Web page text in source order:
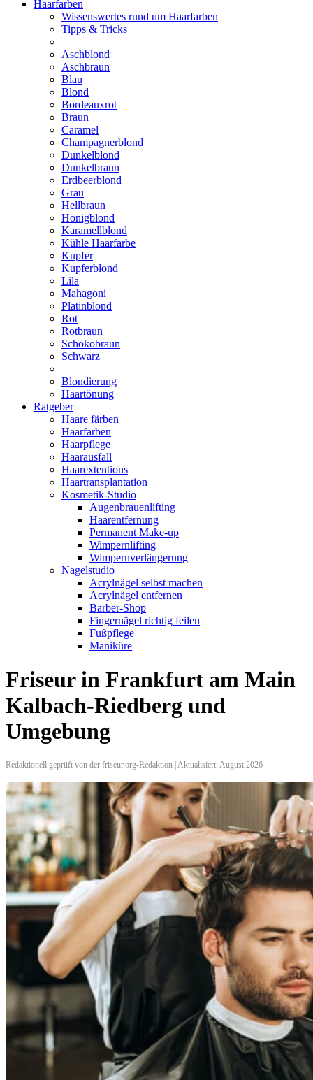
Haarfarben
Wissenswertes rund um Haarfarben
Tipps & Tricks
Aschblond
Aschbraun
Blau
Blond
Bordeauxrot
Braun
Caramel
Champagnerblond
Dunkelblond
Dunkelbraun
Erdbeerblond
Grau
Hellbraun
Honigblond
Karamellblond
Kühle Haarfarbe
Kupfer
Kupferblond
Lila
Mahagoni
Platinblond
Rot
Rotbraun
Schokobraun
Schwarz
Blondierung
Haartönung
Ratgeber
Haare färben
Haarfarben
Haarpflege
Haarausfall
Haarextentions
Haartransplantation
Kosmetik-Studio
Augenbrauenlifting
Haarentfernung
Permanent Make-up
Wimpernlifting
Wimpernverlängerung
Nagelstudio
Acrylnägel selbst machen
Acrylnägel entfernen
Barber-Shop
Fingernägel richtig feilen
Fußpflege
Maniküre
Friseur in Frankfurt am Main
Kalbach-Riedberg und
Umgebung
Redaktionell geprüft von der friseur.org-Redaktion | Aktualisiert: August 2026